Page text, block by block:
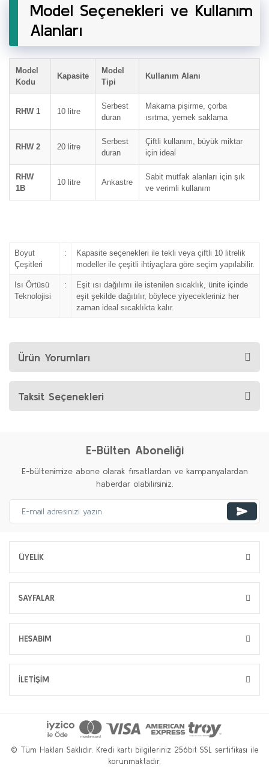
Model Seçenekleri ve Kullanım
Alanları
Model
Kodu
Kapasite
Model
Tipi
Kullanım Alanı
RHW 1 10 litre
Serbest
duran
Makarna pişirme, çorba
ısıtma, yemek saklama
RHW 2 20 litre
Serbest
duran
Çiftli kullanım, büyük miktar
için ideal
RHW
1B
10 litre Ankastre
Sabit mutfak alanları için şık
ve verimli kullanım
Boyut
Çeşitleri
:
Kapasite seçenekleri ile tekli veya çiftli 10 litrelik
modeller ile çeşitli ihtiyaçlara göre seçim yapılabilir.
Isı Örtüsü
Teknolojisi
:
Eşit ısı dağılımı ile istenilen sıcaklık, ünite içinde
eşit şekilde dağıtılır, böylece yiyecekleriniz her
zaman ideal sıcaklıkta kalır.
Ürün Yorumları
Taksit Seçenekleri
E-Bülten Aboneliği
E-bültenimize abone olarak fırsatlardan ve kampanyalardan
haberdar olabilirsiniz.
ÜYELİK
SAYFALAR
HESABIM
İLETİŞİM
© Tüm Hakları Saklıdır. Kredi kartı bilgileriniz 256bit SSL sertifikası ile
korunmaktadır.